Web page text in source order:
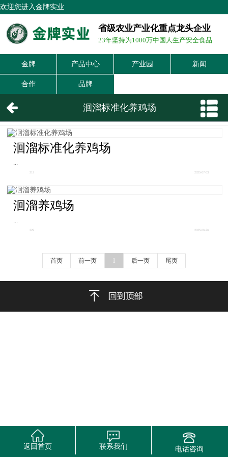
欢迎您进入金牌实业
省级农业产业化重点龙头企业
23年坚持为1000万中国人生产安全食品
金牌 产品中心 产业园 新闻
合作 品牌
洄溜标准化养鸡场
洄溜标准化养鸡场
...
217 2025-07-03
洄溜养鸡场
...
229 2025-06-26
首页 前一页 1 后一页 尾页
返回首页 联系我们 电话咨询